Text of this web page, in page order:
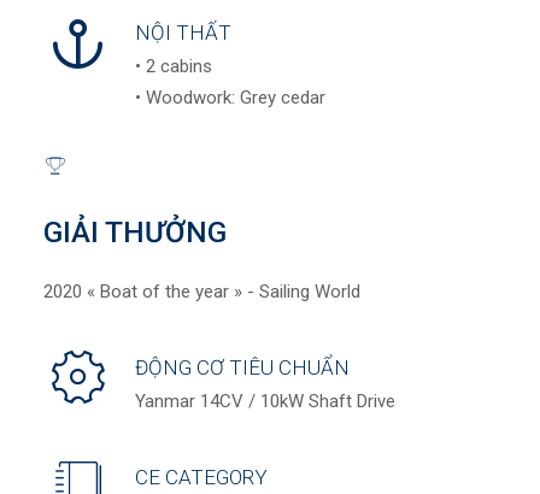
NỘI THẤT
• 2 cabins
• Woodwork: Grey cedar
GIẢI THƯỞNG
2020 « Boat of the year » - Sailing World
ĐỘNG CƠ TIÊU CHUẨN
Yanmar 14CV / 10kW Shaft Drive
CE CATEGORY